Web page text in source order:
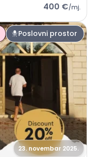
400 €/mj.
Poslovni prostor
23. novembar 2025.